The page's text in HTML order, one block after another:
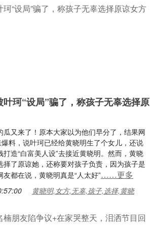
珂“设局”骗了，称孩子无辜选择原
瓜又来了！原本大家以为他们早分了，结果网
爆料，说叶珂已经给黄晓明生了个女儿，还说
打造“白富美人设”去接近黄晓明。然而，黄晓
择了原谅她，还称要对孩子负责，因为孩子是
都在说，黄晓明真是“人太好”……更多
黄晓明,女方,无辜,孩子,选择,黄晓